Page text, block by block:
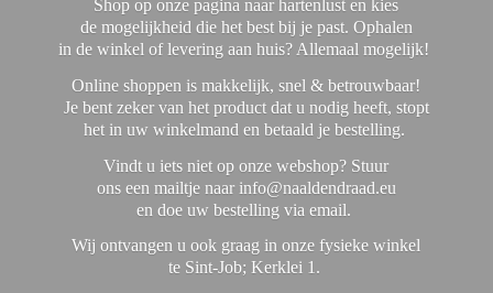
Shop op onze pagina naar hartenlust en kies
de mogelijkheid die het best bij je past. Ophalen
in de winkel of levering aan huis? Allemaal mogelijk!
Online shoppen is makkelijk, snel & betrouwbaar!
Je bent zeker van het product dat u nodig heeft, stopt
het in uw winkelmand en betaald je bestelling.
Vindt u iets niet op onze webshop? Stuur
ons een mailtje naar info@naaldendraad.eu
en doe uw bestelling via email.
Wij ontvangen u ook graag in onze fysieke winkel
te Sint-Job; Kerklei 1.